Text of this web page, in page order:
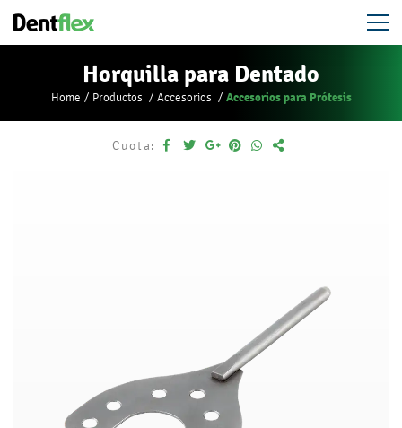
Horquilla para Dentado
Home Productos Accesorios Accesorios para Prótesis
Cuota: